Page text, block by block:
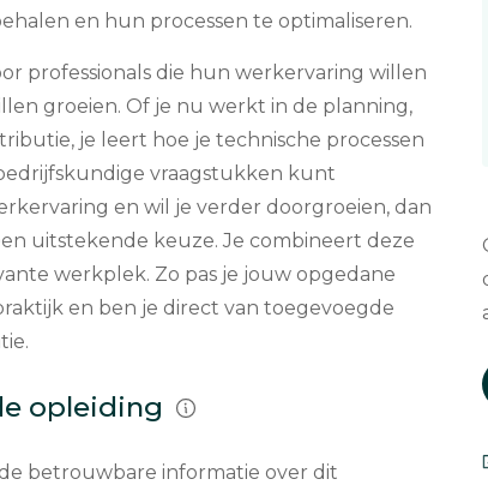
en hun processen te optimaliseren.
professionals die hun werkervaring willen
groeien. Of je nu werkt in de planning,
je leert hoe je technische processen
vraagstukken kunt
en wil je verder doorgroeien, dan
uitstekende keuze. Je combineert deze
werkplek. Zo pas je jouw opgedane
en ben je direct van toegevoegde
opleiding
betrouwbare informatie over dit